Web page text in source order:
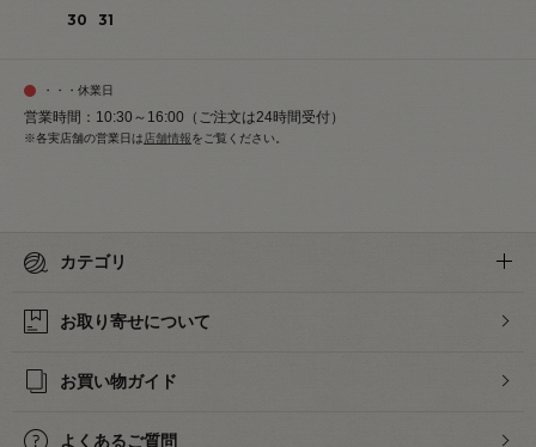
30
31
・・・休業日
営業時間：10:30～16:00（ご注文は24時間受付）
※各実店舗の営業日は 店舗情報をご覧ください。
カテゴリ
お取り寄せについて
お買い物ガイド
よくあるご質問